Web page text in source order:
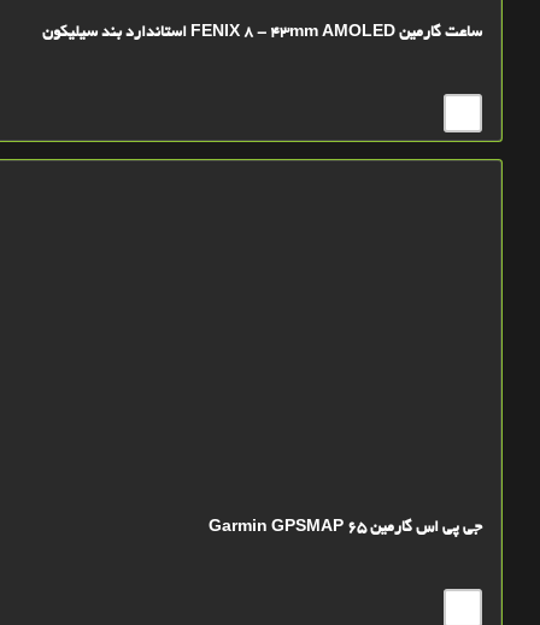
ساعت گارمین FENIX 8 - 43mm AMOLED استاندارد بند سیلیکون
جی پی اس گارمین Garmin GPSMAP 65